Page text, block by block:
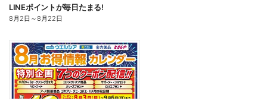
LINEポイントが毎日たまる!
8月2日 ～8月22日